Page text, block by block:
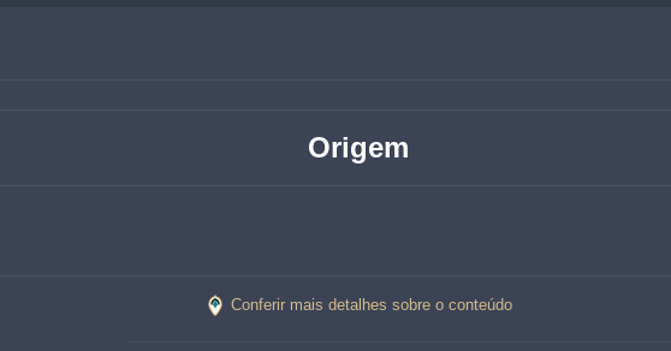
Origem
Conferir mais detalhes sobre o conteúdo